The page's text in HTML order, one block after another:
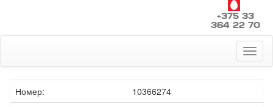
+375 33
364 22 70
Номер:
10366274